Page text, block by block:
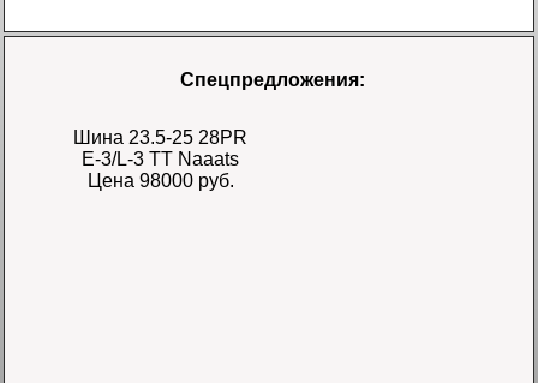
Спецпредложения:
Шина 23.5-25 28PR
E-3/L-3 TT Naaats
Цена 98000 руб.